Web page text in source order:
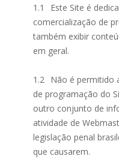
1.1
Este Site é
comercialização de
também exibir
em geral.
1.2 Não é permitido
de programação do
outro conjunto de
atividade de
legislação penal
que causarem.